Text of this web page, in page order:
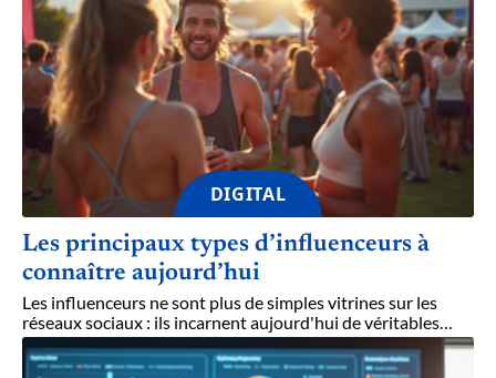
DIGITAL
Les principaux types d’influenceurs à
connaître aujourd’hui
Les influenceurs ne sont plus de simples vitrines sur les
réseaux sociaux : ils incarnent aujourd'hui de véritables…